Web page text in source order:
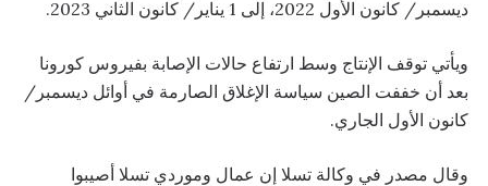
ديسمبر/ كانون الأول 2022، إلى 1 يناير/ كانون الثاني 2023.
ويأتي توقف الإنتاج وسط ارتفاع حالات الإصابة بفيروس كورونا
بعد أن خففت الصين سياسة الإغلاق الصارمة في أوائل ديسمبر/
كانون الأول الجاري.
وقال مصدر في وكالة تسلا إن عمال وموردي تسلا أصيبوا